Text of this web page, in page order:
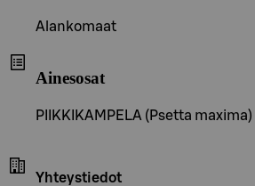
Alankomaat
Ainesosat
PIIKKIKAMPELA (Psetta maxima)
Yhteystiedot